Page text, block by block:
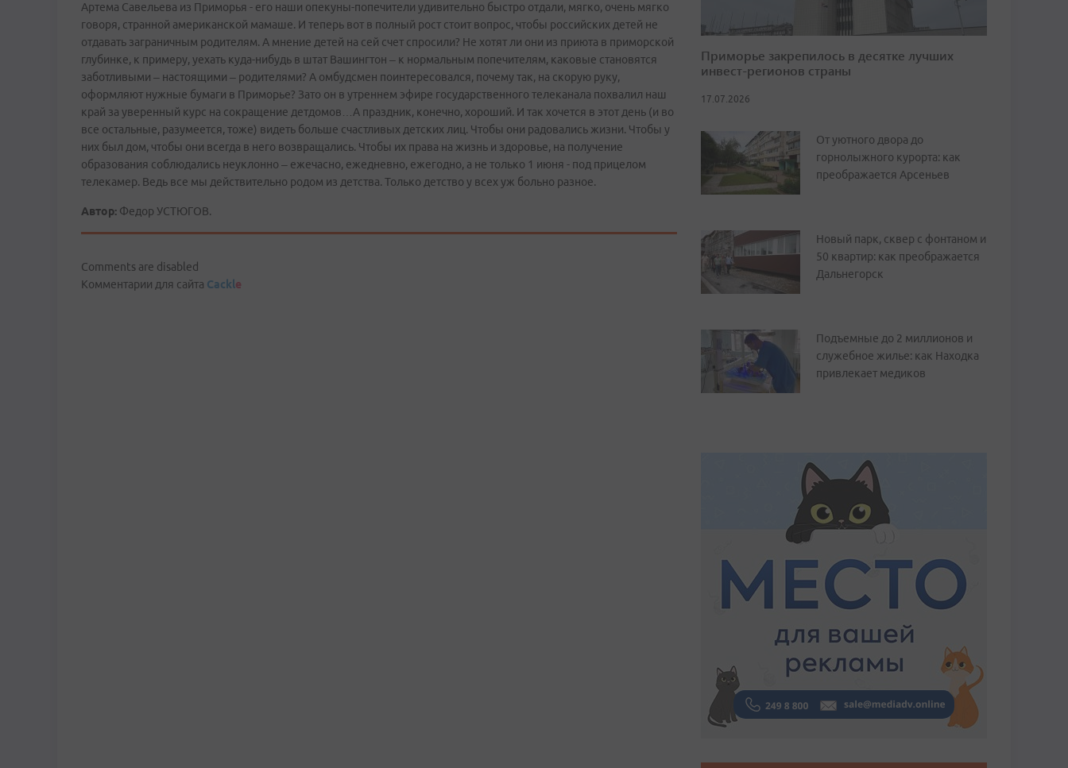
Артема Савельева из Приморья - его наши опекуны-попечители удивительно быстро отдали, мягко, очень мягко
говоря, странной американской мамаше. И теперь вот в полный рост стоит вопрос, чтобы российских детей не
отдавать заграничным родителям. А мнение детей на сей счет спросили? Не хотят ли они из приюта в приморской
глубинке, к примеру, уехать куда-нибудь в штат Вашингтон – к нормальным попечителям, каковые становятся
заботливыми – настоящими – родителями? А омбудсмен поинтересовался, почему так, на скорую руку,
оформляют нужные бумаги в Приморье? Зато он в утреннем эфире государственного телеканала похвалил наш
край за уверенный курс на сокращение детдомов…А праздник, конечно, хороший. И так хочется в этот день (и во
все остальные, разумеется, тоже) видеть больше счастливых детских лиц. Чтобы они радовались жизни. Чтобы у
них был дом, чтобы они всегда в него возвращались. Чтобы их права на жизнь и здоровье, на получение
образования соблюдались неуклонно – ежечасно, ежедневно, ежегодно, а не только 1 июня - под прицелом
телекамер. Ведь все мы действительно родом из детства. Только детство у всех уж больно разное.
Автор: Федор УСТЮГОВ.
Comments are disabled
Комментарии для сайта Cackle
Приморье закрепилось в десятке лучших
инвест-регионов страны
17.07.2026
От уютного двора до
горнолыжного курорта: как
преображается Арсеньев
Новый парк, сквер с фонтаном и
50 квартир: как преображается
Дальнегорск
Подъемные до 2 миллионов и
служебное жилье: как Находка
привлекает медиков